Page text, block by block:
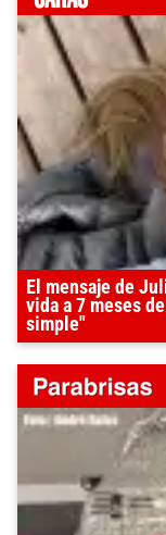
El mensaje de
vida a 7 meses
simple"